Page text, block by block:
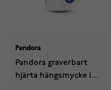
Pandora
Pandora graverbart
hjärta hängsmycke i